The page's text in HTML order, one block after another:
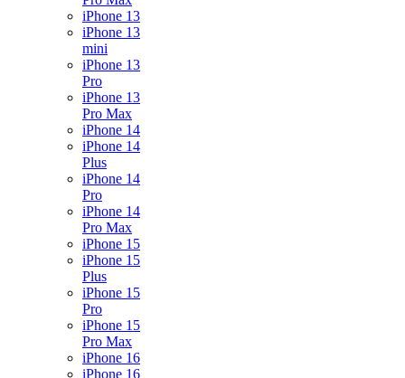
iPhone 13
iPhone 13
mini
iPhone 13
Pro
iPhone 13
Pro Max
iPhone 14
iPhone 14
Plus
iPhone 14
Pro
iPhone 14
Pro Max
iPhone 15
iPhone 15
Plus
iPhone 15
Pro
iPhone 15
Pro Max
iPhone 16
iPhone 16